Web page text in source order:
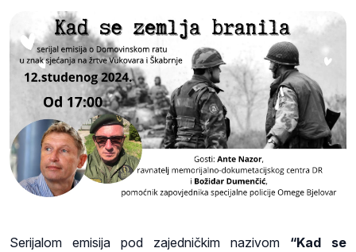
Serijalom emisija pod zajedničkim nazivom “Kad se